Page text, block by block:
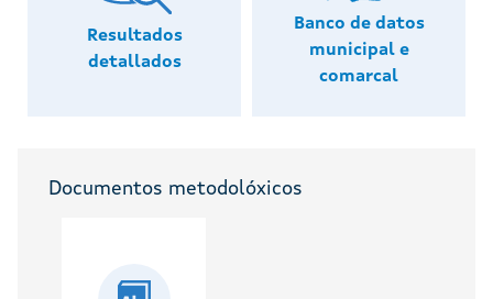
Resultados
detallados
Banco de datos
municipal e
comarcal
Documentos metodolóxicos